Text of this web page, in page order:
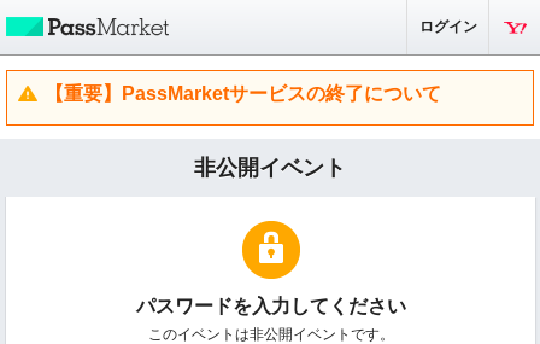
ログイン
【重要】PassMarketサービスの終了について
非公開イベント
パスワードを入力してください
このイベントは非公開イベントです。